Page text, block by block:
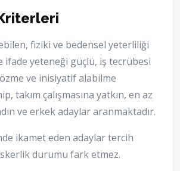
fiziki ve bedensel yeterliliği
ifade yeteneği güçlü, iş tecrübesi
ve inisiyatif alabilme
takım çalışmasına yatkın, en az
ve erkek adaylar aranmaktadır.
ikamet eden adaylar tercih
durumu fark etmez.